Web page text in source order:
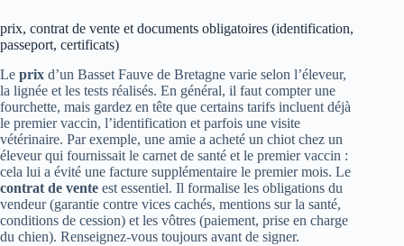
prix, contrat de vente et documents obligatoires (identification,
passeport, certificats)
Le prix d’un Basset Fauve de Bretagne varie selon l’éleveur,
la lignée et les tests réalisés. En général, il faut compter une
fourchette, mais gardez en tête que certains tarifs incluent déjà
le premier vaccin, l’identification et parfois une visite
vétérinaire. Par exemple, une amie a acheté un chiot chez un
éleveur qui fournissait le carnet de santé et le premier vaccin :
cela lui a évité une facture supplémentaire le premier mois. Le
contrat de vente est essentiel. Il formalise les obligations du
vendeur (garantie contre vices cachés, mentions sur la santé,
conditions de cession) et les vôtres (paiement, prise en charge
du chien). Renseignez-vous toujours avant de signer.